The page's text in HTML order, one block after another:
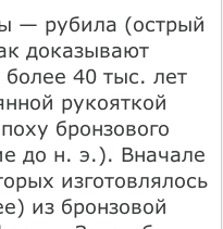
— рубила (острый
доказывают
40 тыс. лет
рукояткой
бронзового
до н. э.). Вначале
изготовлялось
из бронзовой